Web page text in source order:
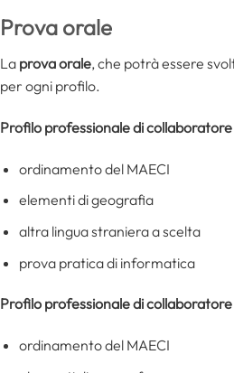
Prova orale
La prova orale, che potrà essere
per ogni profilo.
Profilo professionale di
ordinamento del MAECI
elementi di geografia
altra lingua straniera a scelta
prova pratica di informatica
Profilo professionale di
ordinamento del MAECI